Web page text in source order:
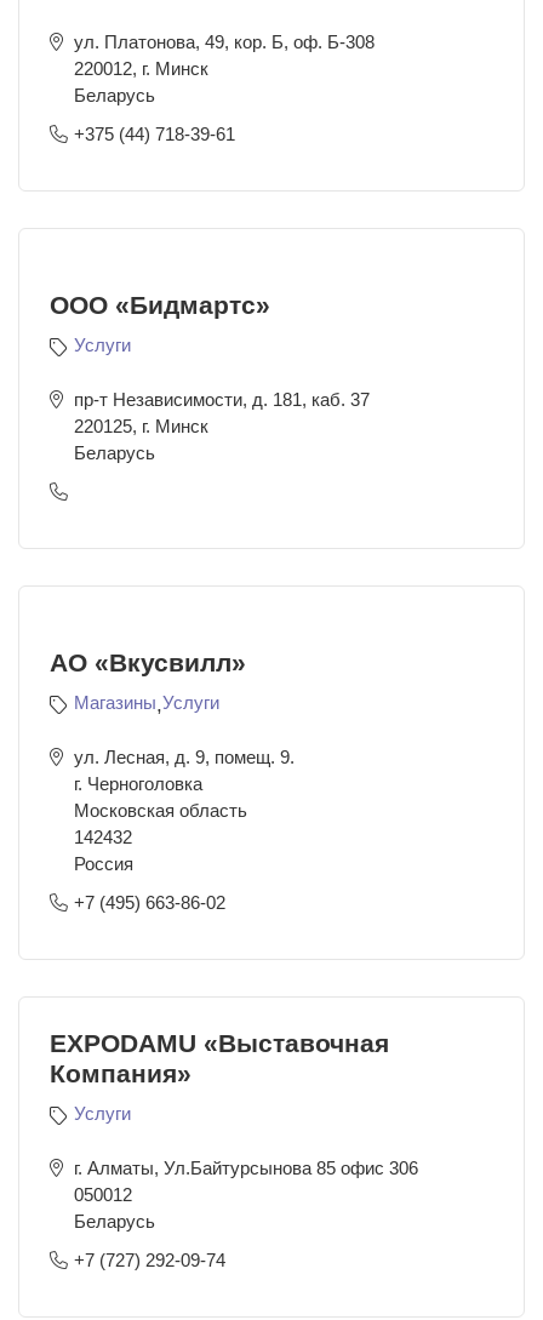
ул. Платонова, 49, кор. Б, оф. Б-308
220012, г. Минск
Беларусь
+375 (44) 718-39-61
ООО «Бидмартс»
Услуги
пр-т Независимости, д. 181, каб. 37
220125, г. Минск
Беларусь
АО «Вкусвилл»
Магазины,Услуги
ул. Лесная, д. 9, помещ. 9.
г. Черноголовка
Московская область
142432
Россия
+7 (495) 663-86-02
EXPODAMU «Выставочная
Компания»
Услуги
г. Алматы, Ул.Байтурсынова 85 офис 306
050012
Беларусь
+7 (727) 292-09-74